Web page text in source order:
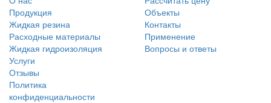
Продукция
Жидкая резина
Расходные материалы
Жидкая гидроизоляция
Услуги
Отзывы
Политика
конфиденциальности
Объекты
Контакты
Применение
Вопросы и ответы